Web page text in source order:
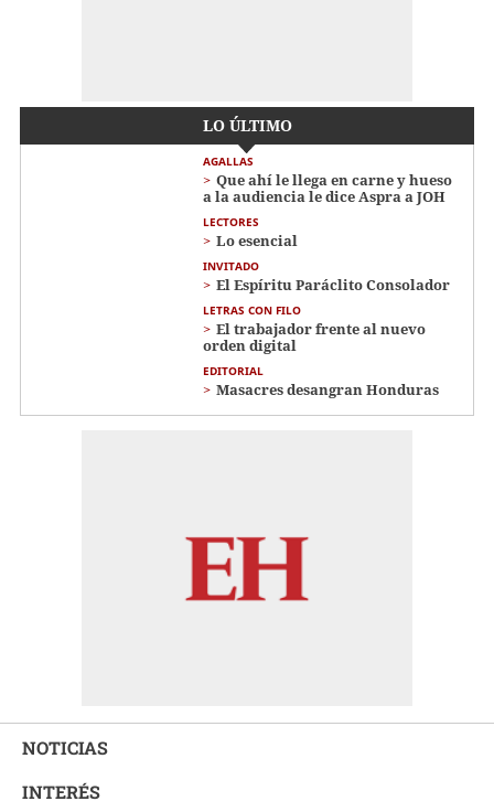
LO ÚLTIMO
AGALLAS
Que ahí le llega en carne y hueso
a la audiencia le dice Aspra a JOH
LECTORES
Lo esencial
INVITADO
El Espíritu Paráclito Consolador
LETRAS CON FILO
El trabajador frente al nuevo
orden digital
EDITORIAL
Masacres desangran Honduras
NOTICIAS
INTERÉS